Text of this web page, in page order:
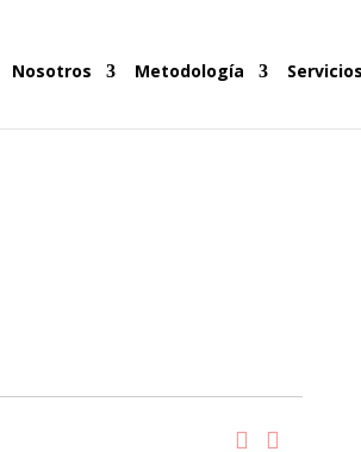
Nosotros Metodología